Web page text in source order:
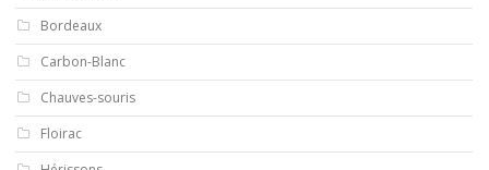
Bordeaux
Carbon-Blanc
Chauves-souris
Floirac